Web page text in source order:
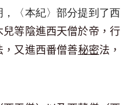
〈本紀〉部分提到了西
兒等陰進西天僧於帝，行
，又進西番僧善秘密法，